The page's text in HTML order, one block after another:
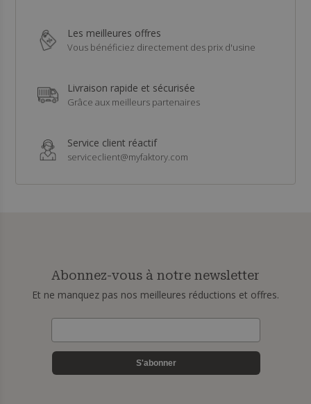
Les meilleures offres
Vous bénéficiez directement des prix d'usine
Livraison rapide et sécurisée
Grâce aux meilleurs partenaires
Service client réactif
serviceclient@myfaktory.com
Abonnez-vous à notre newsletter
Et ne manquez pas nos meilleures réductions et offres.
S'abonner